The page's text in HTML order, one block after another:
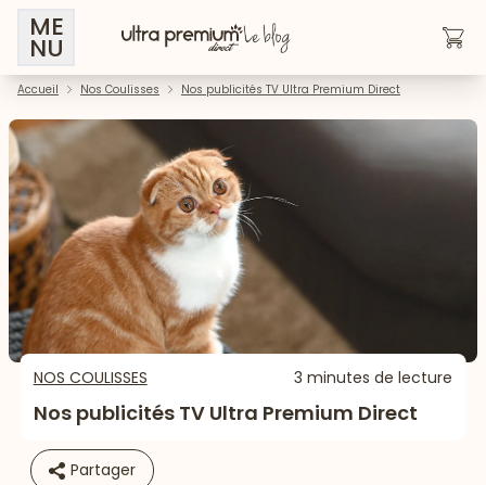
ME
NU
Accueil Nos Coulisses Nos publicités TV Ultra Premium Direct
NOS COULISSES 3 minutes de lecture
Nos publicités TV Ultra Premium Direct
Partager